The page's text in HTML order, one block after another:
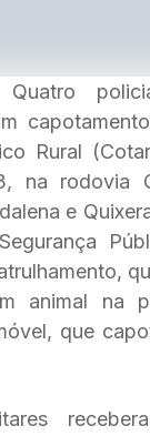
Rural
na rodovia
e
animal na
que